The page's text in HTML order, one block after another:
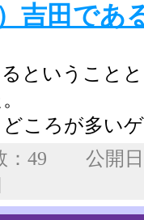
）吉田で
ということ
ころが多い
：49 公開